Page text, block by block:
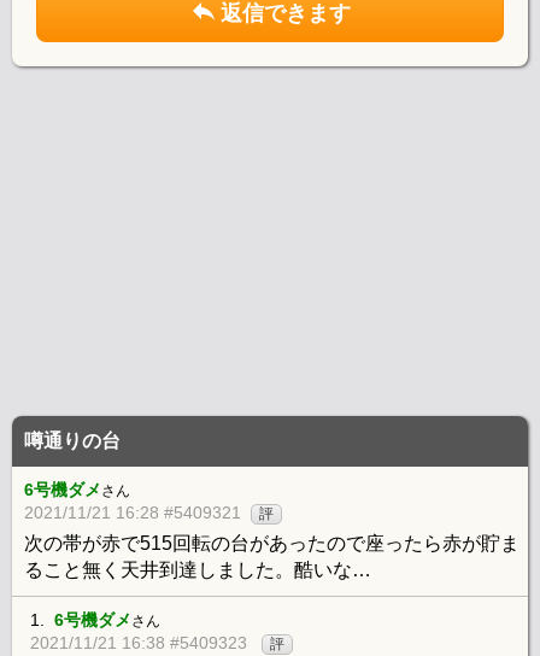
返信できます
噂通りの台
6号機ダメ さん
2021/11/21 16:28 #5409321 評
次の帯が赤で515回転の台があったので座ったら赤が貯ま
ること無く天井到達しました。酷いな…
1. 6号機ダメ さん
2021/11/21 16:38 #5409323 評